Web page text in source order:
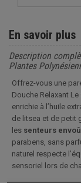
En savoir plus
Description
Plantes
Offrez-vous une
Douche Relaxant Le
enrichie à l’huile
de litsea et de petit
les senteurs
parabens, sans
naturel respecte
sensoriel lors de